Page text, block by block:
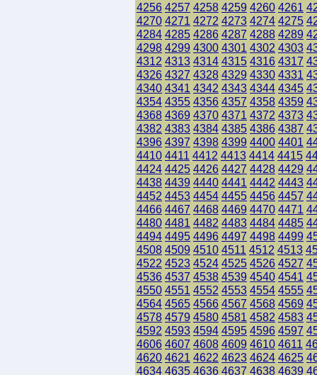
4256 4257 4258 4259 4260 4261
4270 4271 4272 4273 4274 4275
4284 4285 4286 4287 4288 4289
4298 4299 4300 4301 4302 4303
4312 4313 4314 4315 4316 4317
4326 4327 4328 4329 4330 4331
4340 4341 4342 4343 4344 4345
4354 4355 4356 4357 4358 4359
4368 4369 4370 4371 4372 4373
4382 4383 4384 4385 4386 4387
4396 4397 4398 4399 4400 4401
4410 4411 4412 4413 4414 4415
4424 4425 4426 4427 4428 4429
4438 4439 4440 4441 4442 4443
4452 4453 4454 4455 4456 4457
4466 4467 4468 4469 4470 4471
4480 4481 4482 4483 4484 4485
4494 4495 4496 4497 4498 4499
4508 4509 4510 4511 4512 4513
4522 4523 4524 4525 4526 4527
4536 4537 4538 4539 4540 4541
4550 4551 4552 4553 4554 4555
4564 4565 4566 4567 4568 4569
4578 4579 4580 4581 4582 4583
4592 4593 4594 4595 4596 4597
4606 4607 4608 4609 4610 4611
4620 4621 4622 4623 4624 4625
4634 4635 4636 4637 4638 4639